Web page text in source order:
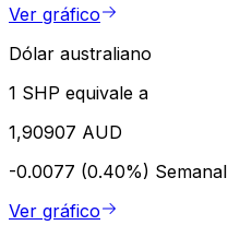
Ver gráfico
Dólar australiano
1 SHP equivale a
1,90907 AUD
-0.0077 (0.40%) Semanal
Ver gráfico